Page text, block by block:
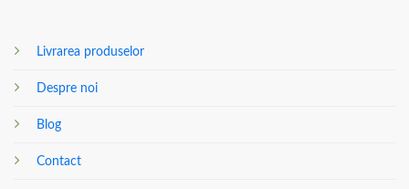
Livrarea produselor
Despre noi
Blog
Contact